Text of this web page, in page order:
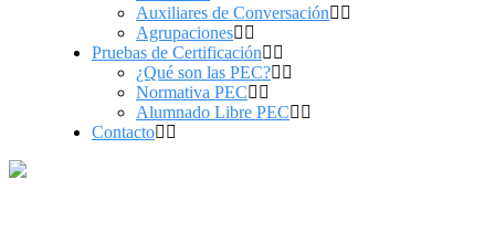
Auxiliares de Conversación
Agrupaciones
Pruebas de Certificación
¿Qué son las PEC?
Normativa PEC
Alumnado Libre PEC
Contacto